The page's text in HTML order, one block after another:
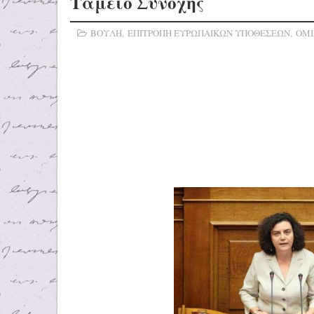
ΒΟΥΛΗ, ΕΠΙΤΡΟΠΗ ΕΥΡΩΠΑΙΚΩΝ ΥΠΟΘΕΣΕΩΝ,